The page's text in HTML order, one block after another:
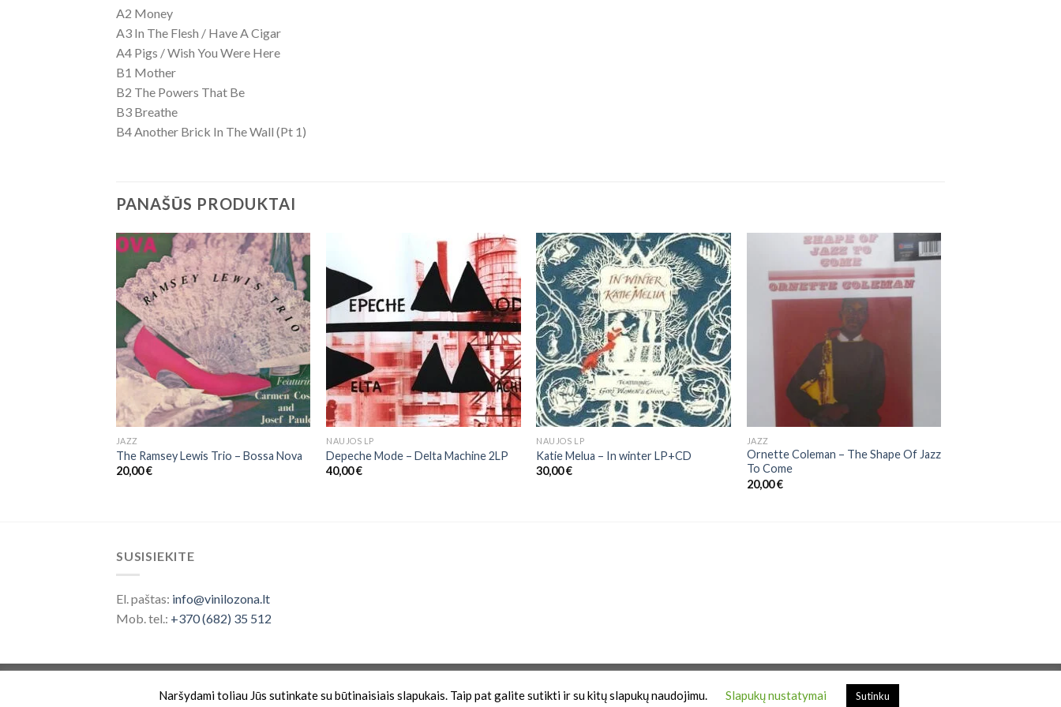
A2 Money
A3 In The Flesh / Have A Cigar
A4 Pigs / Wish You Were Here
B1 Mother
B2 The Powers That Be
B3 Breathe
B4 Another Brick In The Wall (Pt 1)
PANAŠŪS PRODUKTAI
JAZZ
The Ramsey Lewis Trio – Bossa Nova
20,00€
NAUJOS LP
Depeche Mode ‎– Delta Machine 2LP
40,00€
NAUJOS LP
Katie Melua – In winter LP+CD
30,00€
JAZZ
Ornette Coleman – The Shape Of Jazz
To Come
20,00€
SUSISIEKITE
El. paštas: info@vinilozona.lt
Mob. tel.: +370 (682) 35 512
Naršydami toliau Jūs sutinkate su būtinaisiais slapukais. Taip pat galite sutikti ir su kitų slapukų naudojimu. Slapukų nustatymai Sutinku